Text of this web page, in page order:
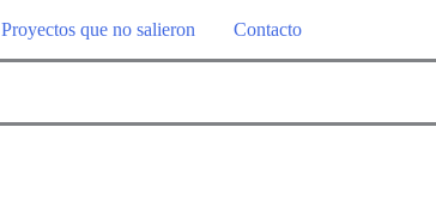
Proyectos que no salieron Contacto